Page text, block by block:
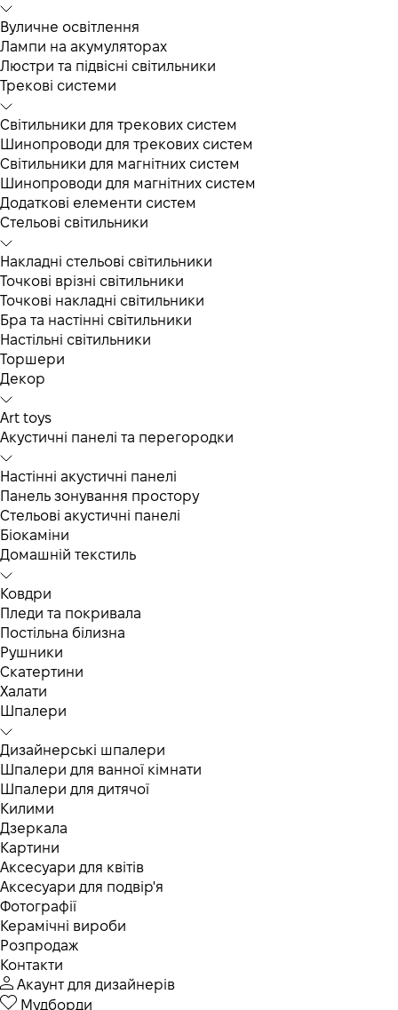
Вуличне освітлення
Лампи на акумуляторах
Люстри та підвісні світильники
Трекові системи
Світильники для трекових систем
Шинопроводи для трекових систем
Світильники для магнітних систем
Шинопроводи для магнітних систем
Додаткові елементи систем
Cтельові світильники
Накладні стельові світильники
Точкові врізні світильники
Точкові накладні світильники
Бра та настінні світильники
Настільні світильники
Торшери
Декор
Art toys
Акустичні панелі та перегородки
Настінні акустичні панелі
Панель зонування простору
Стельові акустичні панелі
Біокаміни
Домашній текстиль
Ковдри
Пледи та покривала
Постільна білизна
Рушники
Скатертини
Халати
Шпалери
Дизайнерські шпалери
Шпалери для ванної кімнати
Шпалери для дитячої
Килими
Дзеркала
Картини
Аксесуари для квітів
Аксесуари для подвір'я
Фотографії
Керамічні вироби
Розпродаж
Контакти
Акаунт для дизайнерів
Мудборди